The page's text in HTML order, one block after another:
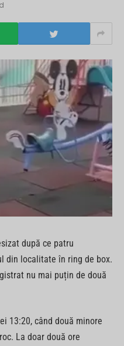
după ce patru
din localitate în ring de box.
nu mai puțin de două
13:20, când două minore
La doar două ore